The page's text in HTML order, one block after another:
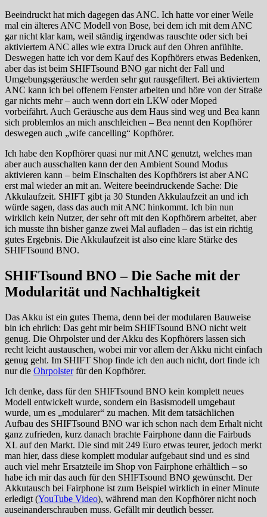
Beeindruckt hat mich dagegen das ANC. Ich hatte vor einer Weile
mal ein älteres ANC Modell von Bose, bei dem ich mit dem ANC
gar nicht klar kam, weil ständig irgendwas rauschte oder sich bei
aktiviertem ANC alles wie extra Druck auf den Ohren anfühlte.
Deswegen hatte ich vor dem Kauf des Kopfhörers etwas Bedenken,
aber das ist beim SHIFTsound BNO gar nicht der Fall und
Umgebungsgeräusche werden sehr gut rausgefiltert. Bei aktiviertem
ANC kann ich bei offenem Fenster arbeiten und höre von der Straße
gar nichts mehr – auch wenn dort ein LKW oder Moped
vorbeifährt. Auch Geräusche aus dem Haus sind weg und Bea kann
sich problemlos an mich anschleichen – Bea nennt den Kopfhörer
deswegen auch „wife cancelling“ Kopfhörer.
Ich habe den Kopfhörer quasi nur mit ANC genutzt, welches man
aber auch ausschalten kann der den Ambient Sound Modus
aktivieren kann – beim Einschalten des Kopfhörers ist aber ANC
erst mal wieder an mit an. Weitere beeindruckende Sache: Die
Akkulaufzeit. SHIFT gibt ja 30 Stunden Akkulaufzeit an und ich
würde sagen, dass das auch mit ANC hinkommt. Ich bin nun
wirklich kein Nutzer, der sehr oft mit den Kopfhörern arbeitet, aber
ich musste ihn bisher ganze zwei Mal aufladen – das ist ein richtig
gutes Ergebnis. Die Akkulaufzeit ist also eine klare Stärke des
SHIFTsound BNO.
SHIFTsound BNO – Die Sache mit der
Modularität und Nachhaltigkeit
Das Akku ist ein gutes Thema, denn bei der modularen Bauweise
bin ich ehrlich: Das geht mir beim SHIFTsound BNO nicht weit
genug. Die Ohrpolster und der Akku des Kopfhörers lassen sich
recht leicht austauschen, wobei mir vor allem der Akku nicht einfach
genug geht. Im SHIFT Shop finde ich den auch nicht, dort finde ich
nur die Ohrpolsterfür den Kopfhörer.
Ich denke, dass für den SHIFTsound BNO kein komplett neues
Modell entwickelt wurde, sondern ein Basismodell umgebaut
wurde, um es „modularer“ zu machen. Mit dem tatsächlichen
Aufbau des SHIFTsound BNO war ich schon nach dem Erhalt nicht
ganz zufrieden, kurz danach brachte Fairphone dann die Fairbuds
XL auf den Markt. Die sind mit 249 Euro etwas teurer, jedoch merkt
man hier, dass diese komplett modular aufgebaut sind und es sind
auch viel mehr Ersatzteile im Shop von Fairphone erhältlich – so
habe ich mir das auch für den SHIFTsound BNO gewünscht. Der
Akkutausch bei Fairphone ist zum Beispiel wirklich in einer Minute
erledigt (YouTube Video), während man den Kopfhörer nicht noch
auseinanderschrauben muss. Gefällt mir deutlich besser.